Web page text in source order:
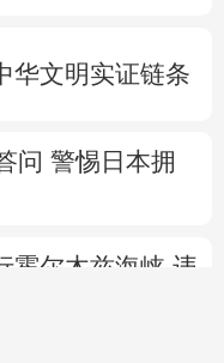
华文明实证链条
问 警惕日本拥
霍尔木兹海峡 违